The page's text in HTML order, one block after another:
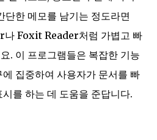
단한 메모를 남기는 정도라면
Foxit Reader처럼 가볍고 빠
. 이 프로그램들은 복잡한 기능
집중하여 사용자가 문서를 빠
를 하는 데 도움을 준답니다.